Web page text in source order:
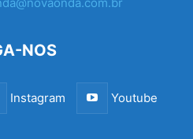
NOS
Instagram Youtube